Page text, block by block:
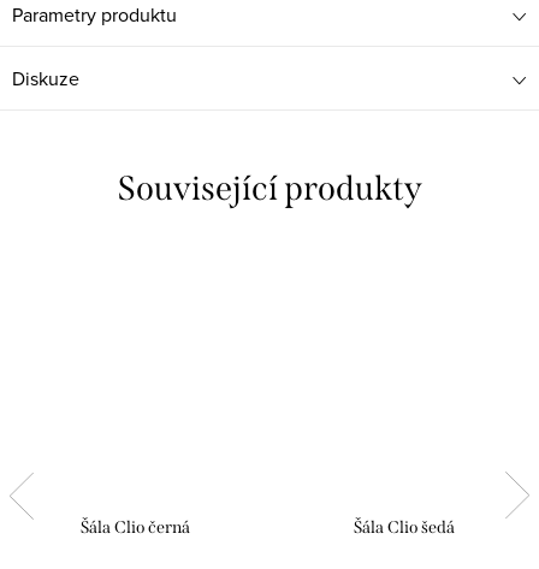
Parametry produktu
Diskuze
Související produkty
Šála Clio černá Šála Clio šedá